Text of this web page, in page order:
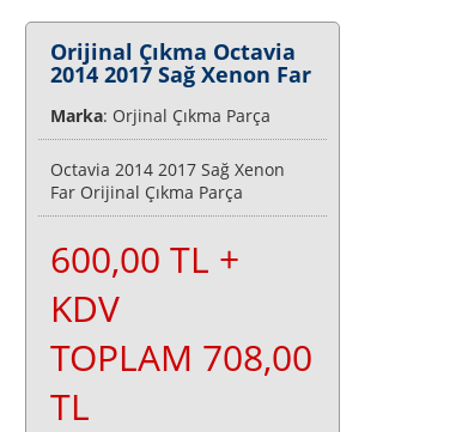
Orijinal Çıkma Octavia
2014 2017 Sağ Xenon Far
Marka: Orjinal Çıkma Parça
Octavia 2014 2017 Sağ Xenon
Far Orijinal Çıkma Parça
600,00 TL +
KDV
TOPLAM 708,00
TL